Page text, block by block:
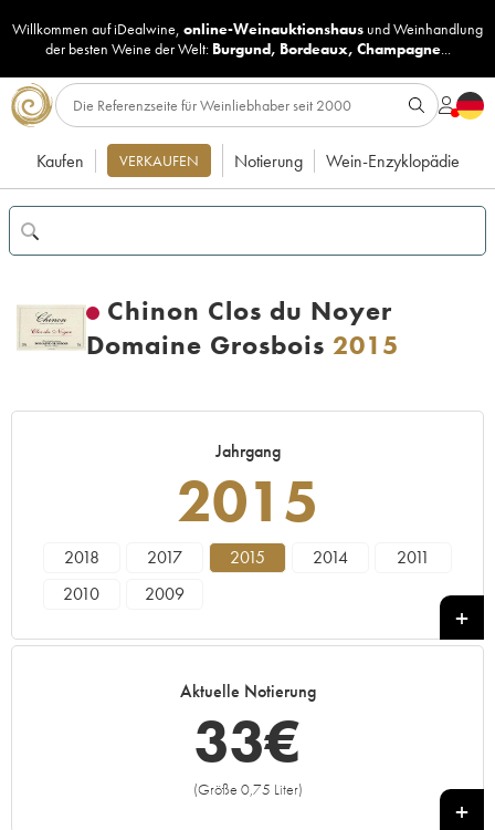
Willkommen auf iDealwine, online-Weinauktionshaus undWeinhandlung
der besten Weine der Welt: Burgund, Bordeaux, Champagne...
Kaufen VERKAUFEN Notierung Wein-Enzyklopädie
Chinon Clos du Noyer
Domaine Grosbois 2015
Jahrgang
2015
2018 2017 2015 2014
2011
2010
2009
Aktuelle Notierung
33€
(Größe 0,75 Liter)
+